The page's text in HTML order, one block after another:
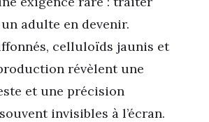
adulte en devenir.
celluloïds jaunis et
révèlent une
et une précision
invisibles à l’écran.